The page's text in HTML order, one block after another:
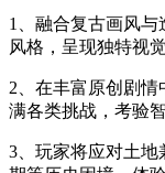
1、融合复古画风
风格，呈现独特视觉
2、在丰富原创剧
满各类挑战，考验
3、玩家将应对土